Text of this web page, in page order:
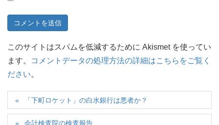
このサイトはスパムを低減するために Akismet を使ってい
ます。
コメントデータの処理方法の詳細はこちらをご覧く
ださい。
「下町ロケット」の白水銀行は悪者か？
会計検査院の検査報告